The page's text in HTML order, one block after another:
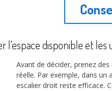
l’espace disponible et les
Avant de décider, prenez
réelle. Par exemple, dans
escalier droit reste efficace.